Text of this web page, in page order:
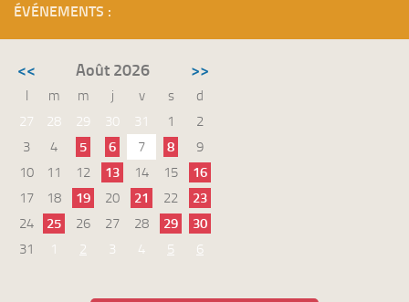
ÉVÉNEMENTS :
<< Août 2026 >>
l m m j v s
d
27
28 29 30 31 1
2
3
4 5 6 7 8
9
10
11 12 13 14 15
16
17
18 19 20 21 22
23
24
25 26 27 28 29
30
31
1 2 3 4 5 6